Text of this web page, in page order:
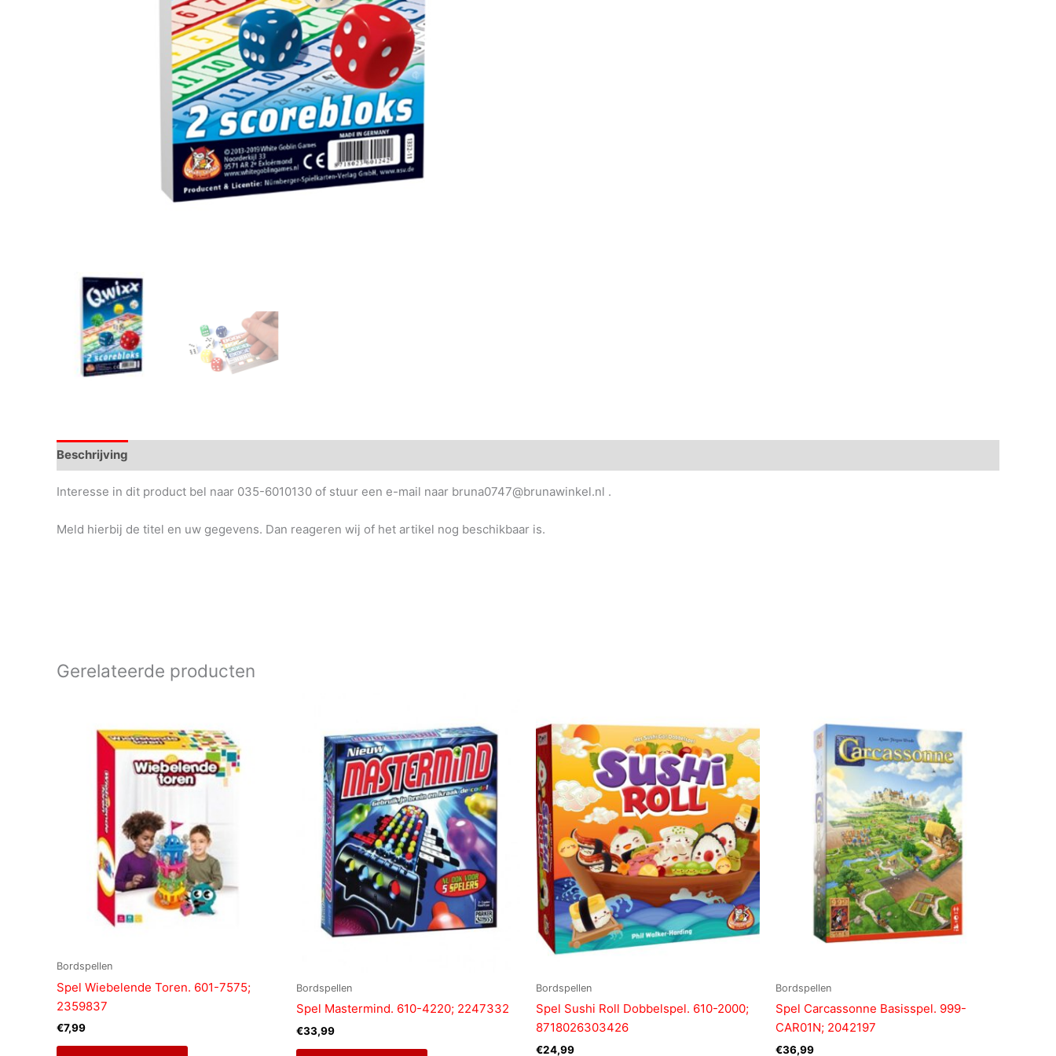
Beschrijving
Interesse in dit product bel naar 035-6010130 of stuur een e-mail naar bruna0747@brunawinkel.nl .
Meld hierbij de titel en uw gegevens. Dan reageren wij of het artikel nog beschikbaar is.
Gerelateerde producten
Bordspellen
Spel Wiebelende Toren. 601-7575;
2359837
€7,99
Bordspellen
Spel Mastermind. 610-4220; 2247332
€33,99
Bordspellen
Spel Sushi Roll Dobbelspel. 610-2000;
8718026303426
€24,99
Bordspellen
Spel Carcassonne Basisspel. 999-
CAR01N; 2042197
€36,99